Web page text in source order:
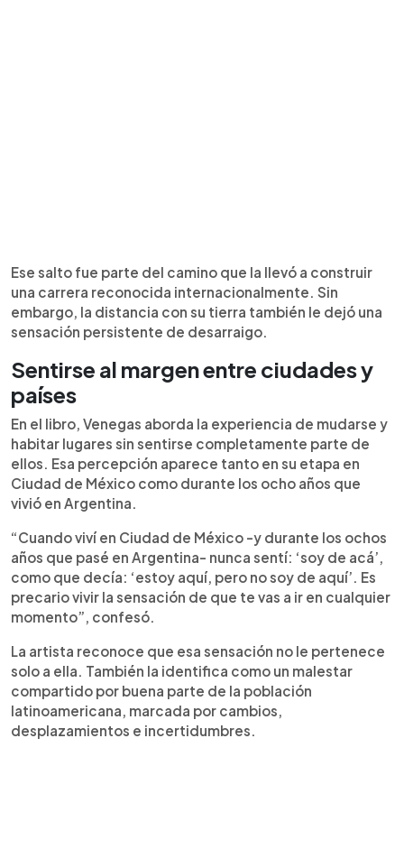
Ese salto fue parte del camino que la llevó a construir
una carrera reconocida internacionalmente. Sin
embargo, la distancia con su tierra también le dejó una
sensación persistente de desarraigo.
Sentirse al margen entre ciudades y
países
En el libro, Venegas aborda la experiencia de mudarse y
habitar lugares sin sentirse completamente parte de
ellos. Esa percepción aparece tanto en su etapa en
Ciudad de México como durante los ocho años que
vivió en Argentina.
“Cuando viví en Ciudad de México -y durante los ochos
años que pasé en Argentina- nunca sentí: ‘soy de acá’,
como que decía: ‘estoy aquí, pero no soy de aquí’. Es
precario vivir la sensación de que te vas a ir en cualquier
momento”, confesó.
La artista reconoce que esa sensación no le pertenece
solo a ella. También la identifica como un malestar
compartido por buena parte de la población
latinoamericana, marcada por cambios,
desplazamientos e incertidumbres.